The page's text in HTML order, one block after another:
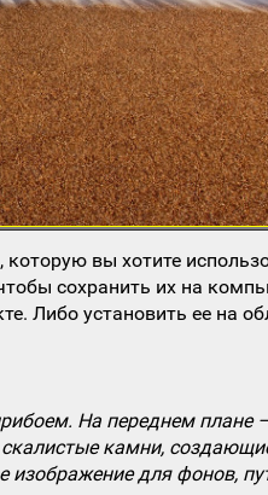
вы хотите
сохранить их на
Либо установить ее на
На переднем плане
камни,
для фонов,